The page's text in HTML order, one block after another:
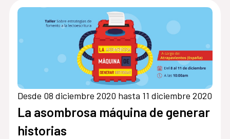
Desde 08 diciembre 2020 hasta 11 diciembre 2020
La asombrosa máquina de generar
historias